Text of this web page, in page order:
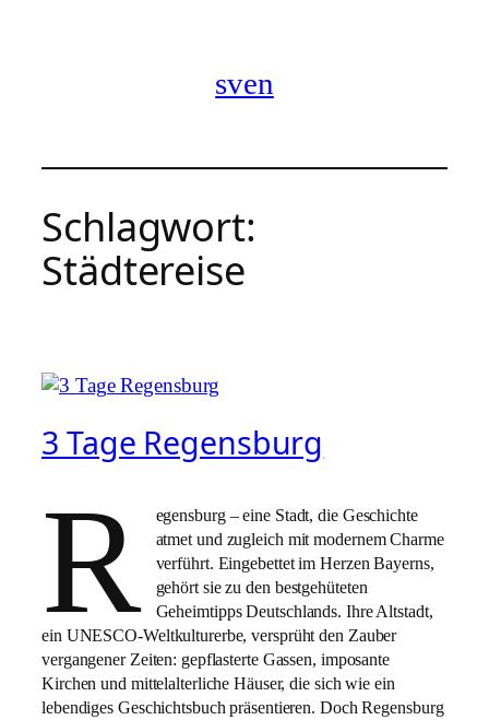
sven
Schlagwort:
Städtereise
3 Tage Regensburg
R
egensburg – eine Stadt, die Geschichte
atmet und zugleich mit modernem Charme
verführt. Eingebettet im Herzen Bayerns,
gehört sie zu den bestgehüteten
Geheimtipps Deutschlands. Ihre Altstadt,
ein UNESCO-Weltkulturerbe, versprüht den Zauber
vergangener Zeiten: gepflasterte Gassen, imposante
Kirchen und mittelalterliche Häuser, die sich wie ein
lebendiges Geschichtsbuch präsentieren. Doch Regensburg